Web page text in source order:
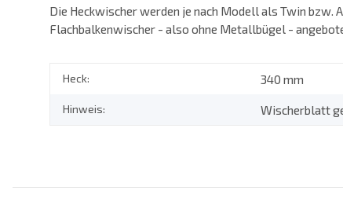
Die Heckwischer werden je nach Modell als Twin
Flachbalkenwischer - also ohne Metallbügel -
Heck: 340 mm
Hinweis: Wischerblatt